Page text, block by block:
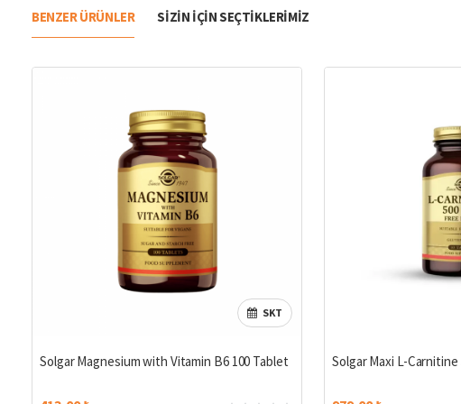
BENZER ÜRÜNLER SIZIN IÇIN SEÇTIKLERIMIZ
SKT
Solgar Magnesium with Vitamin B6 100 Tablet Solgar Maxi L-Carnitine